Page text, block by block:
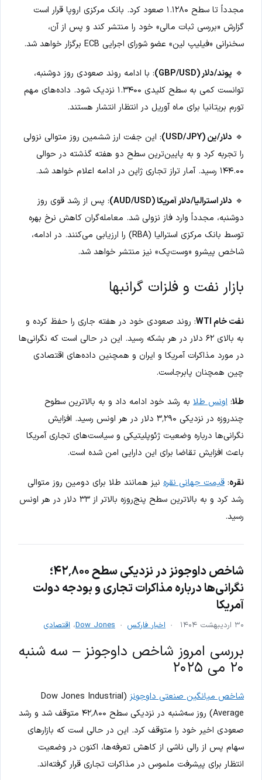
مجدداً تا سطح ۱.۱۲۸۰ صعود کرد. بانک مرکزی اروپا قرار است
گزارش «بررسی ثبات مالی» خود را منتشر کند و پس از آن،
سخنرانی «فیلیپ لین» عضو شورای اجرایی ECB برگزار خواهد شد.
🔹 پوند/دلار (GBP/USD)
: با ادامه روند صعودی روز دوشنبه،
توانست کمی به سطح کلیدی ۱.۳۴۰۰ نزدیک شود. داده‌های مهم
تورم بریتانیا برای ماه آوریل در انتظار انتشار هستند.
🔹 دلار/ین (USD/JPY)
: این جفت ارز ششمین روز متوالی نزولی
را تجربه کرد و به پایین‌ترین سطح دو هفته گذشته در حوالی
۱۴۴.۰۰ رسید. آمار تراز تجاری ژاپن در ادامه اعلام خواهد شد.
🔹 دلار استرالیا/دلار آمریکا (AUD/USD)
: پس از رشد قوی روز
دوشنبه، مجدداً وارد فاز نزولی شد. معامله‌گران کاهش نرخ بهره
توسط بانک مرکزی استرالیا (RBA) را ارزیابی می‌کنند. در ادامه،
شاخص پیشرو «وست‌پک» نیز منتشر خواهد شد.
بازار نفت و فلزات گرانبها
نفت خام WTI
: روند صعودی خود در هفته جاری را حفظ کرده و
به بالای ۶۲ دلار در هر بشکه رسید. این در حالی است که نگرانی‌ها
در مورد مذاکرات آمریکا و ایران و همچنین داده‌های اقتصادی
چین همچنان پابرجاست.
طلا: اونس طلا به رشد خود ادامه داد و به بالاترین سطوح
چندروزه در نزدیکی ۳٬۲۹۰ دلار در هر اونس رسید. افزایش
نگرانی‌ها درباره وضعیت ژئوپلیتیکی و سیاست‌های تجاری آمریکا
باعث افزایش تقاضا برای این دارایی امن شده است.
نقره: قیمت جهانی نقره نیز همانند طلا برای دومین روز متوالی
رشد کرد و به بالاترین سطح پنج‌روزه بالاتر از ۳۳ دلار در هر اونس
رسید.
شاخص داوجونز در نزدیکی سطح ۴۲٬۸۰۰؛
نگرانی‌ها درباره مذاکرات تجاری و بودجه دولت
آمریکا
۳۰ اردیبهشت ۱۴۰۴ اخبار فارکس Dow Jones، اقتصادی
بررسی امروز شاخص داوجونز – سه شنبه
۲۰ می ۲۰۲۵
شاخص میانگین صنعتی داوجونز (Dow Jones Industrial
Average) روز سه‌شنبه در نزدیکی سطح ۴۲٬۸۰۰ متوقف شد و رشد
صعودی اخیر خود را متوقف کرد. این در حالی است که بازارهای
سهام پس از رالی ناشی از کاهش تعرفه‌ها، اکنون در وضعیت
انتظار برای پیشرفت ملموس در مذاکرات تجاری قرار گرفته‌اند.